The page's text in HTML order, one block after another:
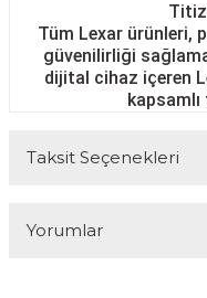
Tüm Lexar ürünleri,
güvenilirliği
dijital cihaz içeren
Taksit Seçenekleri
Yorumlar